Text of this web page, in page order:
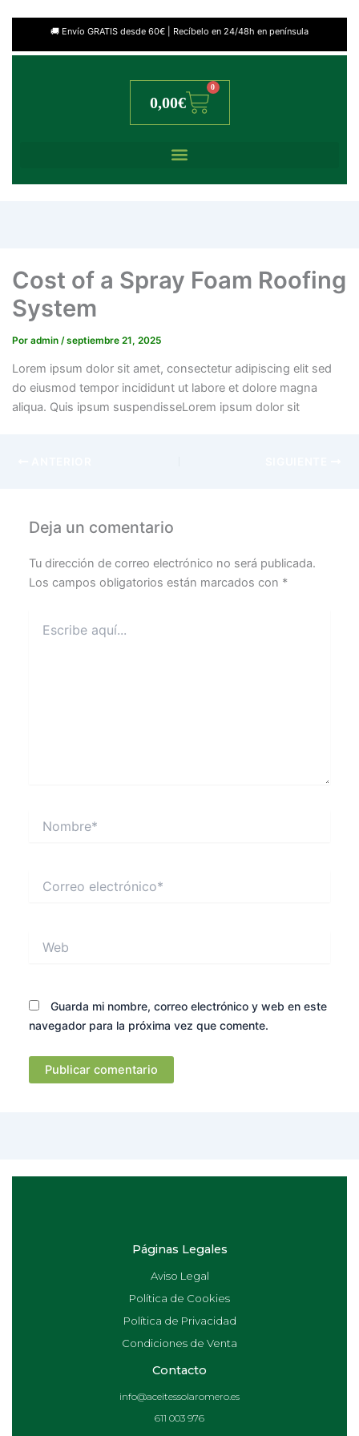
🚚 Envío GRATIS desde 60€ | Recíbelo en 24/48h en península
0,00€
0
Cart
Cost of a Spray Foam Roofing
System
Por admin /septiembre 21, 2025
Lorem ipsum dolor sit amet, consectetur adipiscing elit sed
do eiusmod tempor incididunt ut labore et dolore magna
aliqua. Quis ipsum suspendisseLorem ipsum dolor sit
Deja un comentario
Tu dirección de correo electrónico no será publicada.
Los campos obligatorios están marcados con *
aquí...
electrónico*
Guarda mi nombre, correo electrónico y web en este
navegador para la próxima vez que comente.
Páginas Legales
Aviso Legal
Política de Cookies
Política de Privacidad
Condiciones de Venta
Contacto
info@aceitessolaromero.es
611 003 976